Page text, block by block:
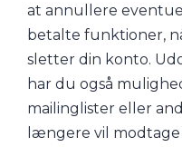
at annullere
betalte funktioner,
sletter din konto.
har du også
mailinglister eller
længere vil modtage